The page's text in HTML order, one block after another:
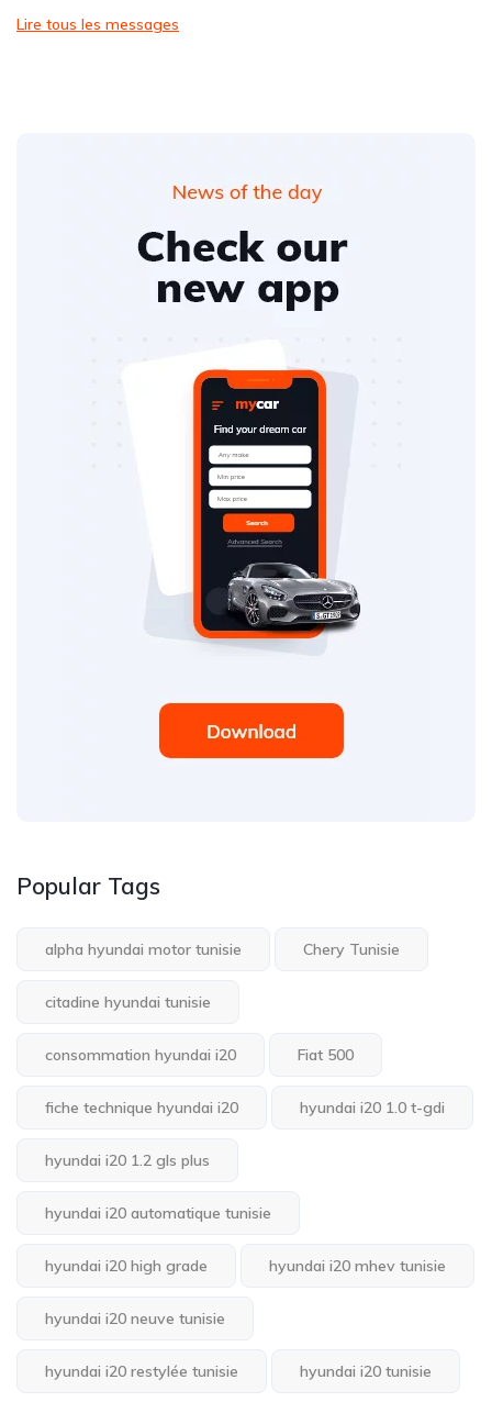
Lire tous les messages
Popular Tags
alpha hyundai motor tunisie Chery Tunisie
citadine hyundai tunisie
consommation hyundai i20 Fiat 500
fiche technique hyundai i20 hyundai i20 1.0 t-gdi
hyundai i20 1.2 gls plus
hyundai i20 automatique tunisie
hyundai i20 high grade hyundai i20 mhev tunisie
hyundai i20 neuve tunisie
hyundai i20 restylée tunisie hyundai i20 tunisie